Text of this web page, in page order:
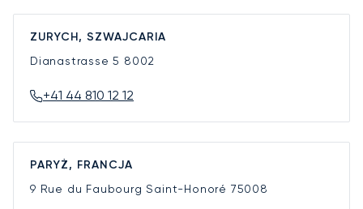
ZURYCH, SZWAJCARIA
Dianastrasse 5 8002
+41 44 810 12 12
PARYŻ, FRANCJA
9 Rue du Faubourg Saint-Honoré 75008